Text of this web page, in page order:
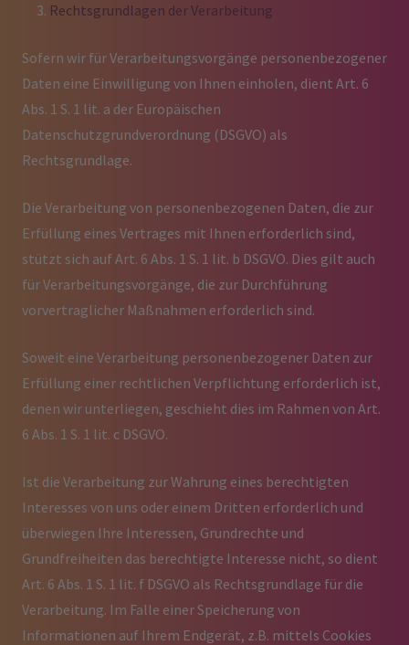
Rechtsgrundlagen der Verarbeitung
Sofern wir für Verarbeitungsvorgänge personenbezogener
Daten eine Einwilligung von Ihnen einholen, dient Art. 6
Abs. 1 S. 1 lit. a der Europäischen
Datenschutzgrundverordnung (DSGVO) als
Rechtsgrundlage.
Die Verarbeitung von personenbezogenen Daten, die zur
Erfüllung eines Vertrages mit Ihnen erforderlich sind,
stützt sich auf Art. 6 Abs. 1 S. 1 lit. b DSGVO. Dies gilt auch
für Verarbeitungsvorgänge, die zur Durchführung
vorvertraglicher Maßnahmen erforderlich sind.
Soweit eine Verarbeitung personenbezogener Daten zur
Erfüllung einer rechtlichen Verpflichtung erforderlich ist,
denen wir unterliegen, geschieht dies im Rahmen von Art.
6 Abs. 1 S. 1 lit. c DSGVO.
Ist die Verarbeitung zur Wahrung eines berechtigten
Interesses von uns oder einem Dritten erforderlich und
überwiegen Ihre Interessen, Grundrechte und
Grundfreiheiten das berechtigte Interesse nicht, so dient
Art. 6 Abs. 1 S. 1 lit. f DSGVO als Rechtsgrundlage für die
Verarbeitung. Im Falle einer Speicherung von
Informationen auf Ihrem Endgerät, z.B. mittels Cookies